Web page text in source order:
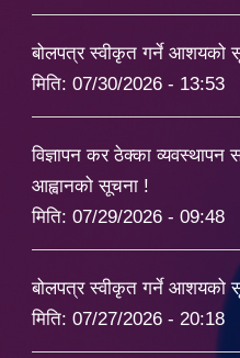
बोलपत्र स्वीकृत गर्ने आशयको
मिति: 07/30/2026 - 13:53
विज्ञापन कर ठेक्का व्यवस्थापन
आह्वानको सूचना !
मिति: 07/29/2026 - 09:48
बोलपत्र स्वीकृत गर्ने आशयको
मिति: 07/27/2026 - 20:18